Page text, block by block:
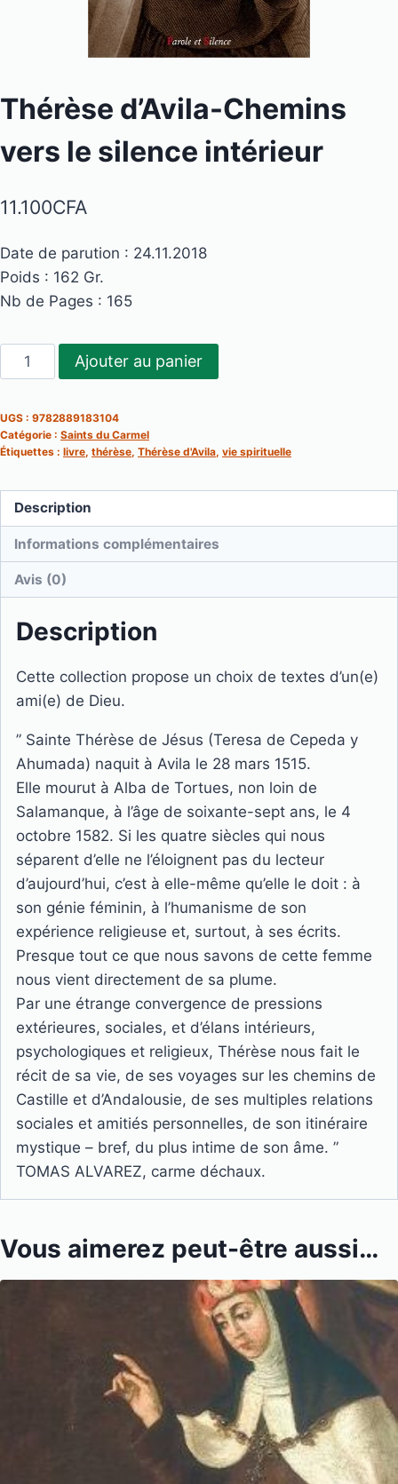
Thérèse d’Avila-Chemins
vers le silence intérieur
11.100CFA
Date de parution : 24.11.2018
Poids : 162 Gr.
Nb de Pages : 165
quantité
de
d'Avila-
Chemins
silence
intérieur
Ajouter au panier
UGS : 9782889183104
Catégorie : Saints du Carmel
Étiquettes : livre, thérèse, Thérèse d'Avila, vie spirituelle
Description
Informations complémentaires
Avis (0)
Description
Cette collection propose un choix de textes d’un(e)
ami(e) de Dieu.
” Sainte Thérèse de Jésus (Teresa de Cepeda y
Ahumada) naquit à Avila le 28 mars 1515.
Elle mourut à Alba de Tortues, non loin de
Salamanque, à l’âge de soixante-sept ans, le 4
octobre 1582. Si les quatre siècles qui nous
séparent d’elle ne l’éloignent pas du lecteur
d’aujourd’hui, c’est à elle-même qu’elle le doit : à
son génie féminin, à l’humanisme de son
expérience religieuse et, surtout, à ses écrits.
Presque tout ce que nous savons de cette femme
nous vient directement de sa plume.
Par une étrange convergence de pressions
extérieures, sociales, et d’élans intérieurs,
psychologiques et religieux, Thérèse nous fait le
récit de sa vie, de ses voyages sur les chemins de
Castille et d’Andalousie, de ses multiples relations
sociales et amitiés personnelles, de son itinéraire
mystique – bref, du plus intime de son âme. ”
TOMAS ALVAREZ, carme déchaux.
Vous aimerez peut-être aussi…